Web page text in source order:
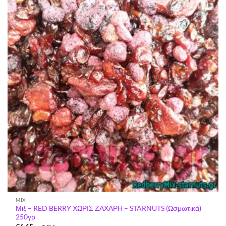
Προσθήκη
στη Λίστα
Επιθυμιών
MIX
Μιξ – RED BERRY ΧΩΡΙΣ ΖΑΧΑΡΗ – STARNUTS (Ωσμωτικά)
250γρ